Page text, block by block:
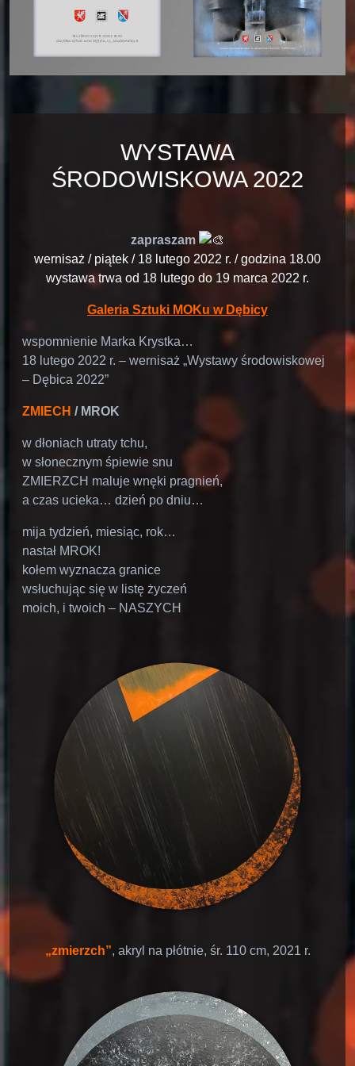
WYSTAWA
ŚRODOWISKOWA 2022
zapraszam
wernisaż / piątek / 18 lutego 2022 r. / godzina 18.00
wystawa trwa od 18 lutego do 19 marca 2022 r.
Galeria Sztuki MOKu w Dębicy
wspomnienie Marka Krystka…
18 lutego 2022 r. – wernisaż „Wystawy środowiskowej
– Dębica 2022”
ZMIECH / MROK
w dłoniach utraty tchu,
w słonecznym śpiewie snu
ZMIERZCH maluje wnęki pragnień,
a czas ucieka… dzień po dniu…
mija tydzień, miesiąc, rok…
nastał MROK!
kołem wyznacza granice
wsłuchując się w listę życzeń
moich, i twoich – NASZYCH
„zmierzch”, akryl na płótnie, śr. 110 cm, 2021 r.